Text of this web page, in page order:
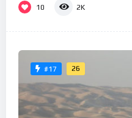
10 2K
#17 26